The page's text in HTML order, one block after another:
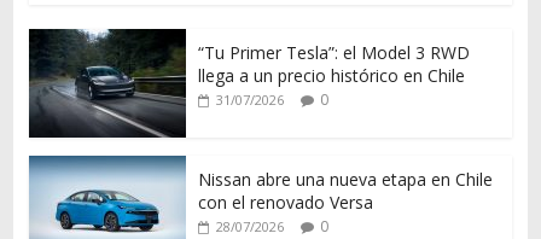
“Tu Primer Tesla”: el Model 3 RWD
llega a un precio histórico en Chile
31/07/2026 0
Nissan abre una nueva etapa en Chile
con el renovado Versa
28/07/2026 0